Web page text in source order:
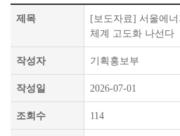
제목
[보도자료] 서울에
체계 고도화 나선다
작성자 기획홍보부
작성일 2026-07-01
조회수 114